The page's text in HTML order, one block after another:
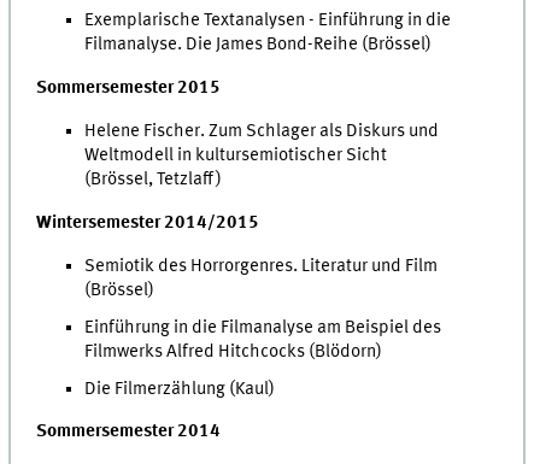
Exemplarische Textanalysen - Einführung in die
Filmanalyse. Die James Bond-Reihe (Brössel)
Sommersemester 2015
Helene Fischer. Zum Schlager als Diskurs und
Weltmodell in kultursemiotischer Sicht
(Brössel, Tetzlaff)
Wintersemester 2014/2015
Semiotik des Horrorgenres. Literatur und Film
(Brössel)
Einführung in die Filmanalyse am Beispiel des
Filmwerks Alfred Hitchcocks (Blödorn)
Die Filmerzählung (Kaul)
Sommersemester 2014